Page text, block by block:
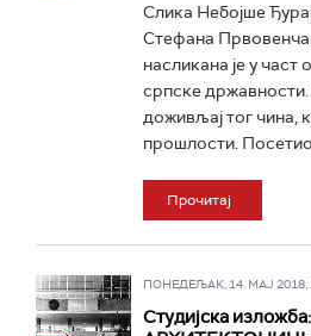
Слика Небојше
Стефана
насликана је у
српске државности.
доживљај тог чина,
прошлости.
Прочитај
ПОНЕДЕЉАК, 14. МАЈ 2018,
Студијска